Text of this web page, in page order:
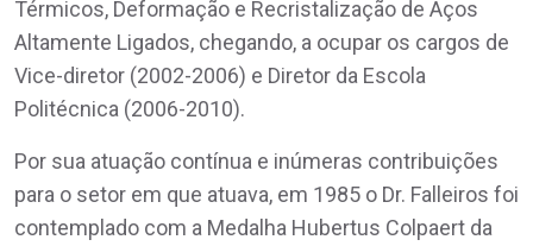
Térmicos, Deformação e Recristalização de Aços
Altamente Ligados, chegando, a ocupar os cargos de
Vice-diretor (2002-2006) e Diretor da Escola
Politécnica (2006-2010).
Por sua atuação contínua e inúmeras contribuições
para o setor em que atuava, em 1985 o Dr. Falleiros foi
contemplado com a Medalha Hubertus Colpaert da